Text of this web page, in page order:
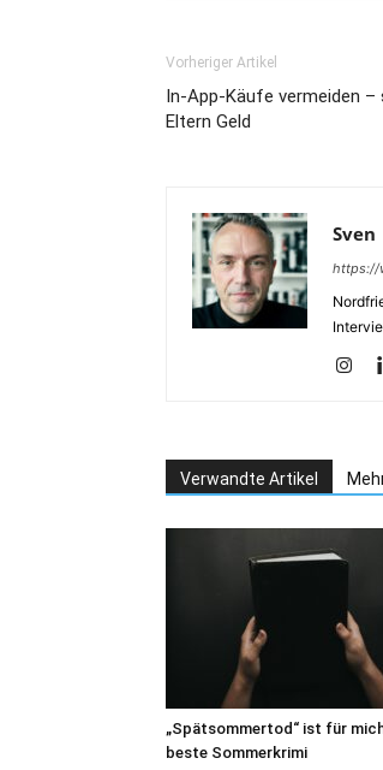
Vorheriger Artikel
In-App-Käufe vermeiden
Eltern Geld
Sven
https://
Verwandte Artikel
„Spätsommertod“ ist für
beste Sommerkrimi